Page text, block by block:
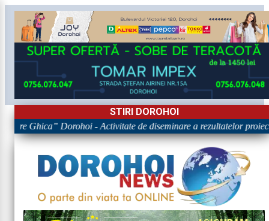
STIRI DOROHOI
Ghica” Dorohoi - Activitate de diseminare a rezultatelor